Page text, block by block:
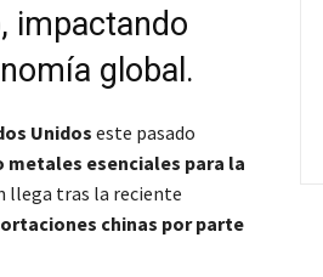
impactando
global.
Unidoseste pasado
esenciales para la
llega tras la reciente
chinas por parte